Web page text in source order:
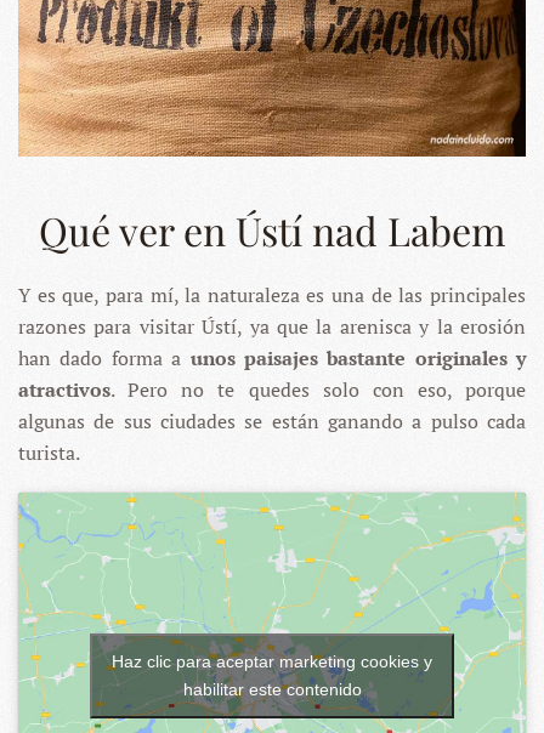
Qué ver en Ústí nad Labem
Y es que, para mí, la naturaleza es una de las principales
razones para visitar Ústí, ya que la arenisca y la erosión
han dado forma a unos paisajes bastante originales y
atractivos. Pero no te quedes solo con eso, porque
algunas de sus ciudades se están ganando a pulso cada
turista.
Haz clic para aceptar marketing cookies y
habilitar este contenido